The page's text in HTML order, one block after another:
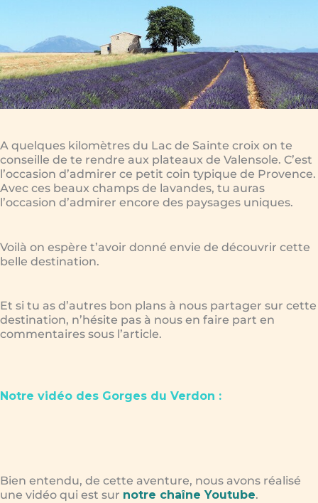
A quelques kilomètres du Lac de Sainte croix on te
conseille de te rendre aux plateaux de Valensole. C’est
l’occasion d’admirer ce petit coin typique de Provence.
Avec ces beaux champs de lavandes, tu auras
l’occasion d’admirer encore des paysages uniques.
Voilà on espère t’avoir donné envie de découvrir cette
belle destination.
Et si tu as d’autres bon plans à nous partager sur cette
destination, n’hésite pas à nous en faire part en
commentaires sous l’article.
Notre vidéo des Gorges du Verdon :
Bien entendu, de cette aventure, nous avons réalisé
une vidéo qui est sur notre chaîne Youtube.